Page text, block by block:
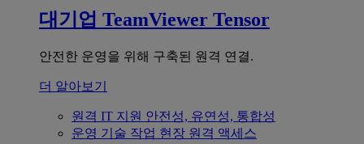
대기업 TeamViewer Tensor
안전한 운영을 위해 구축된 원격 연결.
더 알아보기
원격 IT 지원 안전성, 유연성, 통합성
운영 기술 작업 현장 원격 액세스